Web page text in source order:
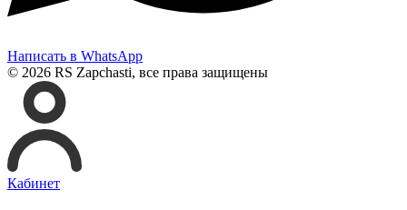
Написать в WhatsApp
© 2026 RS Zapchasti, все права защищены
Кабинет